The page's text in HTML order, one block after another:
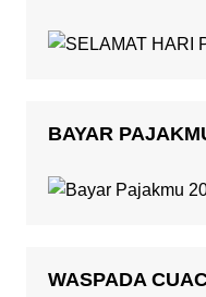
BAYAR
WASPADA